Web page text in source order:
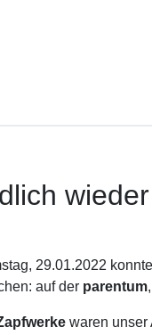
29.01.2022
auf der parentum
waren unser